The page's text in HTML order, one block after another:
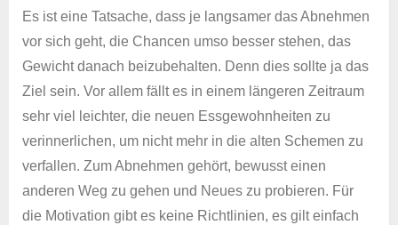
Es ist eine Tatsache, dass je langsamer das Abnehmen
vor sich geht, die Chancen umso besser stehen, das
Gewicht danach beizubehalten. Denn dies sollte ja das
Ziel sein. Vor allem fällt es in einem längeren Zeitraum
sehr viel leichter, die neuen Essgewohnheiten zu
verinnerlichen, um nicht mehr in die alten Schemen zu
verfallen. Zum Abnehmen gehört, bewusst einen
anderen Weg zu gehen und Neues zu probieren. Für
die Motivation gibt es keine Richtlinien, es gilt einfach